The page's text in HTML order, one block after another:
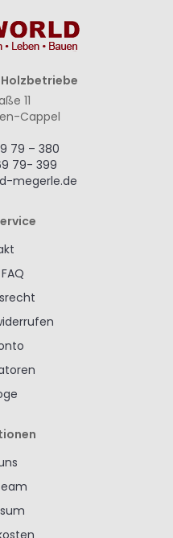
11
Cappel
79 – 380
79- 399
megerle.de